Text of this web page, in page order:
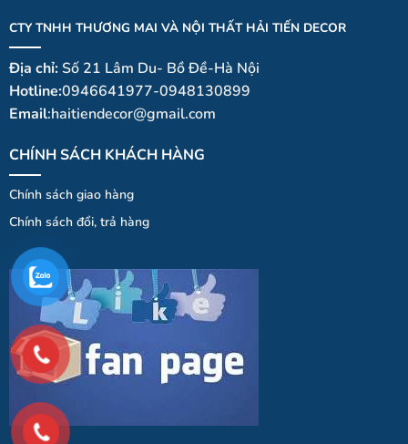
CTY TNHH THƯƠNG MAI VÀ NỘI THẤT HẢI TIẾN DECOR
Địa chỉ:Số 21 Lâm Du- Bồ Đề-Hà Nội
Hotline:0946641977-0948130899
Email:haitiendecor@gmail.com
CHÍNH SÁCH KHÁCH HÀNG
Chính sách giao hàng
Chínhsáchđổi, trả hàng